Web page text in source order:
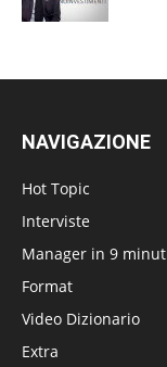
NAVIGAZIONE
Hot Topic
Interviste
Manager in 9
Format
Video Dizionario
Extra